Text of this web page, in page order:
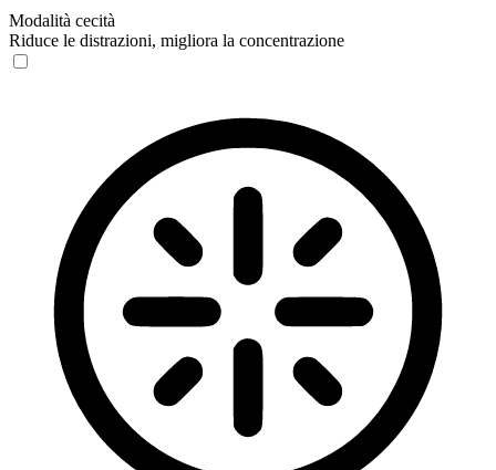
Modalità cecità
Riduce le distrazioni, migliora la concentrazione